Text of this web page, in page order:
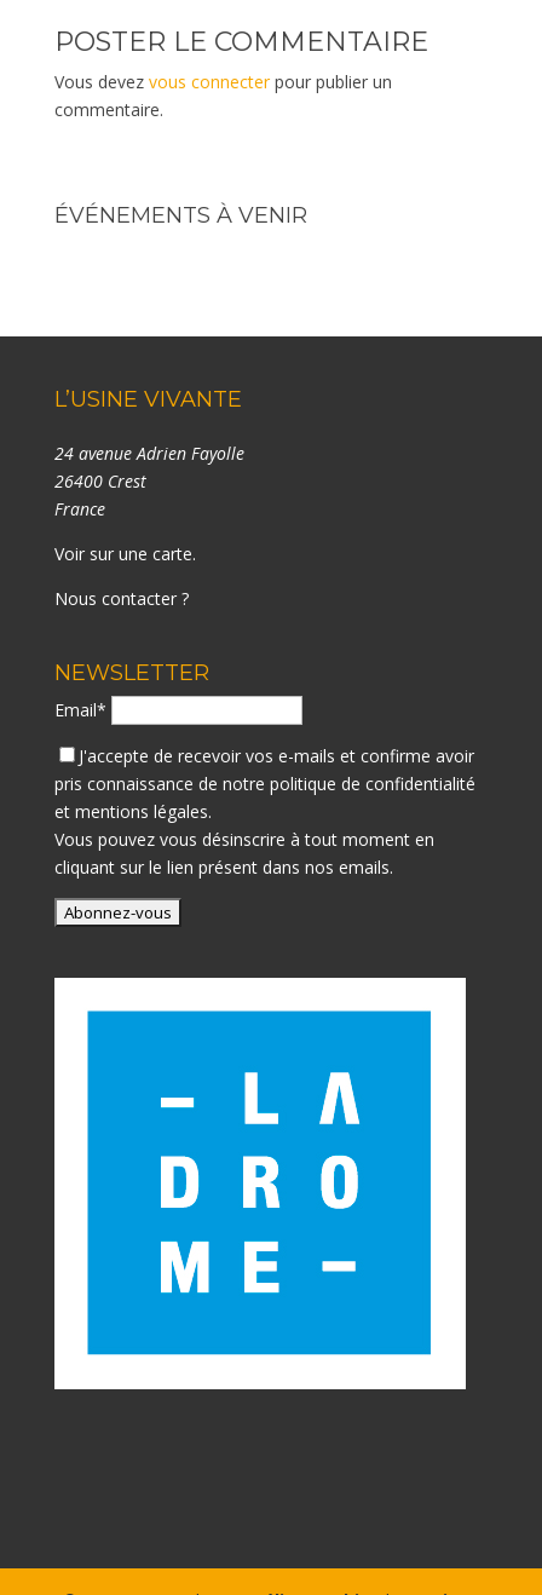
POSTER LE COMMENTAIRE
Vous devez vous connecterpour publier un
commentaire.
ÉVÉNEMENTS À VENIR
L’USINE VIVANTE
24 avenue Adrien Fayolle
26400 Crest
France
Voir sur une carte.
Nous contacter ?
NEWSLETTER
Email*
J'accepte de recevoir vos e-mails et confirme avoir
pris connaissance de notre politique de confidentialité
et mentions légales.
Vous pouvez vous désinscrire à tout moment en
cliquant sur le lien présent dans nos emails.